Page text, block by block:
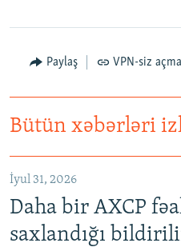
Paylaş VPN-siz
Bütün xəbərləri
İyul 31, 2026
Daha bir AXCP
saxlandığı